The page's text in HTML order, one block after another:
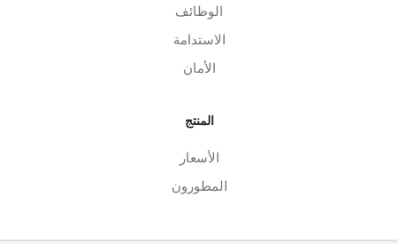
الوظائف
الاستدامة
الأمان
المنتج
الأسعار
المطورون